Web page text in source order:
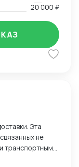
20 000 ₽
Эта
не
транспортным
таможенное